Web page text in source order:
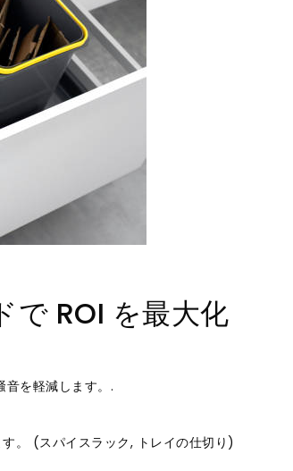
で ROI を最大化
音を軽減します。.
。 (スパイスラック, トレイの仕切り)